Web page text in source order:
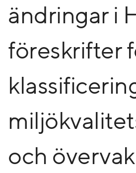
ändringar i
föreskrifter
och